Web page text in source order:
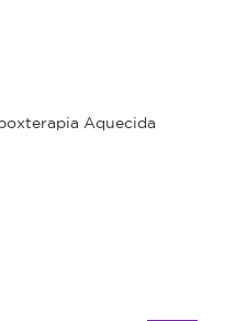
Aquecida